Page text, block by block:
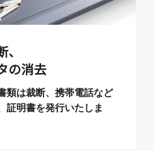
の消去
類は裁断、携帯電話など
証明書を発行いたしま